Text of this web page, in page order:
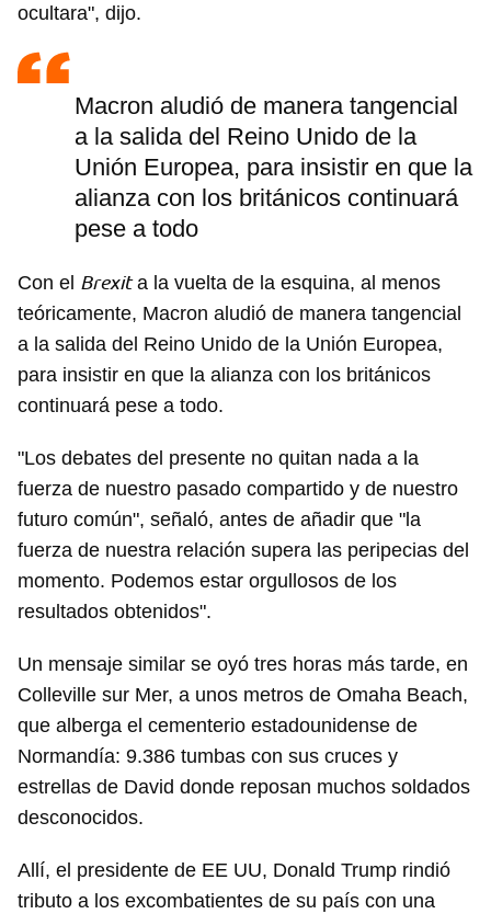
ocultara", dijo.
Macron aludió de manera tangencial
a la salida del Reino Unido de la
Unión Europea, para insistir en que la
alianza con los británicos continuará
pese a todo
Con el Brexita la vuelta de la esquina, al menos
teóricamente, Macron aludió de manera tangencial
a la salida del Reino Unido de la Unión Europea,
para insistir en que la alianza con los británicos
continuará pese a todo.
"Los debates del presente no quitan nada a la
fuerza de nuestro pasado compartido y de nuestro
futuro común", señaló, antes de añadir que "la
fuerza de nuestra relación supera las peripecias del
momento. Podemos estar orgullosos de los
resultados obtenidos".
Un mensaje similar se oyó tres horas más tarde, en
Colleville sur Mer, a unos metros de Omaha Beach,
que alberga el cementerio estadounidense de
Normandía: 9.386 tumbas con sus cruces y
estrellas de David donde reposan muchos soldados
desconocidos.
Allí, el presidente de EE UU, Donald Trump rindió
tributo a los excombatientes de su país con una